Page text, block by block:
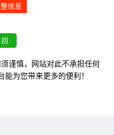
信息
谨慎，网站对此不承担任何
为您带来更多的便利！